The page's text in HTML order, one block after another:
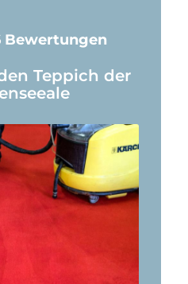
Bewertungen
Teppich der